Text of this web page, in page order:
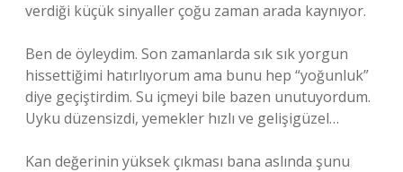
verdiği küçük sinyaller çoğu zaman arada kaynıyor.
Ben de öyleydim. Son zamanlarda sık sık yorgun
hissettiğimi hatırlıyorum ama bunu hep “yoğunluk”
diye geçiştirdim. Su içmeyi bile bazen unutuyordum.
Uyku düzensizdi, yemekler hızlı ve gelişigüzel…
Kan değerinin yüksek çıkması bana aslında şunu